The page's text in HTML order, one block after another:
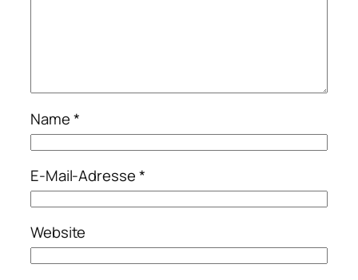
Name*
E-Mail-Adresse*
Website